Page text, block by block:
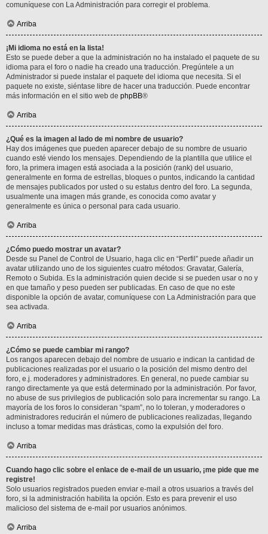
comuníquese con La Administración para corregir el problema.
Arriba
¡Mi idioma no está en la lista!
Esto se puede deber a que la administración no ha instalado el paquete de su
idioma para el foro o nadie ha creado una traducción. Pregúntele a un
Administrador si puede instalar el paquete del idioma que necesita. Si el
paquete no existe, siéntase libre de hacer una traducción. Puede encontrar
más información en el sitio web de phpBB®
Arriba
¿Qué es la imagen al lado de mi nombre de usuario?
Hay dos imágenes que pueden aparecer debajo de su nombre de usuario
cuando esté viendo los mensajes. Dependiendo de la plantilla que utilice el
foro, la primera imagen está asociada a la posición (rank) del usuario,
generalmente en forma de estrellas, bloques o puntos, indicando la cantidad
de mensajes publicados por usted o su estatus dentro del foro. La segunda,
usualmente una imagen más grande, es conocida como avatar y
generalmente es única o personal para cada usuario.
Arriba
¿Cómo puedo mostrar un avatar?
Desde su Panel de Control de Usuario, haga clic en “Perfil” puede añadir un
avatar utilizando uno de los siguientes cuatro métodos: Gravatar, Galería,
Remoto o Subida. Es la administración quien decide si se pueden usar o no y
en que tamaño y peso pueden ser publicadas. En caso de que no este
disponible la opción de avatar, comuníquese con La Administración para que
sea activada.
Arriba
¿Cómo se puede cambiar mi rango?
Los rangos aparecen debajo del nombre de usuario e indican la cantidad de
publicaciones realizadas por el usuario o la posición del mismo dentro del
foro, e.j. moderadores y administradores. En general, no puede cambiar su
rango directamente ya que está determinado por la administración. Por favor,
no abuse de sus privilegios de publicación solo para incrementar su rango. La
mayoría de los foros lo consideran “spam”, no lo toleran, y moderadores o
administradores reducirán el número de publicaciones realizadas, llegando
incluso a tomar medidas mas drásticas, como la expulsión del foro.
Arriba
Cuando hago clic sobre el enlace de e-mail de un usuario, ¡me pide que me
registre!
Solo usuarios registrados pueden enviar e-mail a otros usuarios a través del
foro, si la administración habilita la opción. Esto es para prevenir el uso
malicioso del sistema de e-mail por usuarios anónimos.
Arriba